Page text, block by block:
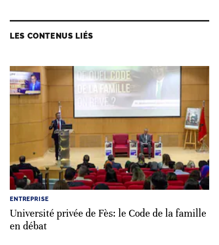
LES CONTENUS LIÉS
ENTREPRISE
Université privée de Fès: le Code de la famille
en débat